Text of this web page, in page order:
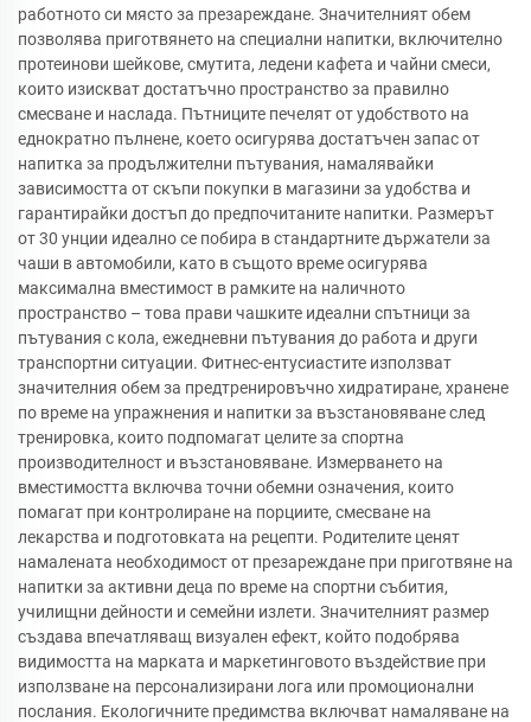
работното си място за презареждане. Значителният обем
позволява приготвянето на специални напитки, включително
протеинови шейкове, смутита, ледени кафета и чайни смеси,
които изискват достатъчно пространство за правилно
смесване и наслада. Пътниците печелят от удобството на
еднократно пълнене, което осигурява достатъчен запас от
напитка за продължителни пътувания, намалявайки
зависимостта от скъпи покупки в магазини за удобства и
гарантирайки достъп до предпочитаните напитки. Размерът
от 30 унции идеално се побира в стандартните държатели за
чаши в автомобили, като в същото време осигурява
максимална вместимост в рамките на наличното
пространство – това прави чашките идеални спътници за
пътувания с кола, ежедневни пътувания до работа и други
транспортни ситуации. Фитнес-ентусиастите използват
значителния обем за предтренировъчно хидратиране, хранене
по време на упражнения и напитки за възстановяване след
тренировка, които подпомагат целите за спортна
производителност и възстановяване. Измерването на
вместимостта включва точни обемни означения, които
помагат при контролиране на порциите, смесване на
лекарства и подготовката на рецепти. Родителите ценят
намалената необходимост от презареждане при приготвяне на
напитки за активни деца по време на спортни събития,
училищни дейности и семейни излети. Значителният размер
създава впечатляващ визуален ефект, който подобрява
видимостта на марката и маркетинговото въздействие при
използване на персонализирани лога или промоционални
послания. Екологичните предимства включват намаляване на